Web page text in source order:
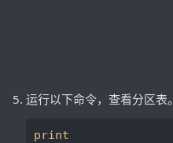
运行以下命令，查看分区表。
print